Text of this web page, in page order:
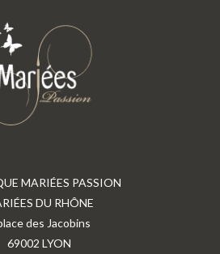
MARIÉES PASSION
DU RHÔNE
des Jacobins
69002 LYON